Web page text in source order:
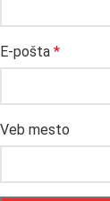
E-pošta *
Veb mesto